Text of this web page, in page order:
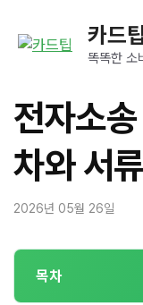
카드팁
똑똑한 소
전자소
차와 서
2026년 05월 26일
목차